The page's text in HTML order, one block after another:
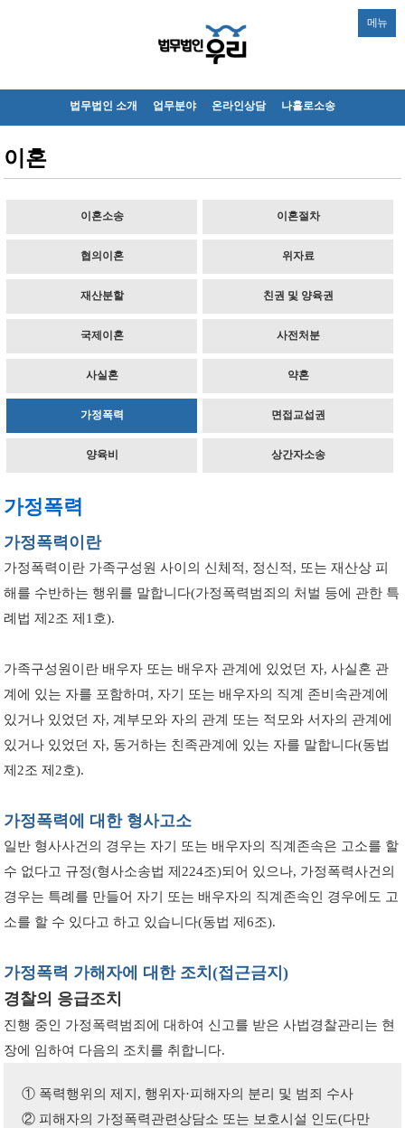
메뉴
법무법인 소개 업무분야 온라인상담 나홀로소송
이혼
이혼소송 이혼절차
협의이혼 위자료
재산분할 친권 및 양육권
국제이혼 사전처분
사실혼 약혼
가정폭력 면접교섭권
양육비 상간자소송
가정폭력
가정폭력이란
가정폭력이란 가족구성원 사이의 신체적, 정신적, 또는 재산상 피
해를 수반하는 행위를 말합니다(가정폭력범죄의 처벌 등에 관한 특
례법 제2조 제1호).
가족구성원이란 배우자 또는 배우자 관계에 있었던 자, 사실혼 관
계에 있는 자를 포함하며, 자기 또는 배우자의 직계 존비속관계에
있거나 있었던 자, 계부모와 자의 관계 또는 적모와 서자의 관계에
있거나 있었던 자, 동거하는 친족관계에 있는 자를 말합니다(동법
제2조 제2호).
가정폭력에 대한 형사고소
일반 형사사건의 경우는 자기 또는 배우자의 직계존속은 고소를 할
수 없다고 규정(형사소송법 제224조)되어 있으나, 가정폭력사건의
경우는 특례를 만들어 자기 또는 배우자의 직계존속인 경우에도 고
소를 할 수 있다고 하고 있습니다(동법 제6조).
가정폭력 가해자에 대한 조치(접근금지)
경찰의 응급조치
진행 중인 가정폭력범죄에 대하여 신고를 받은 사법경찰관리는 현
장에 임하여 다음의 조치를 취합니다.
① 폭력행위의 제지, 행위자·피해자의 분리 및 범죄 수사
② 피해자의 가정폭력관련상담소 또는 보호시설 인도(다만